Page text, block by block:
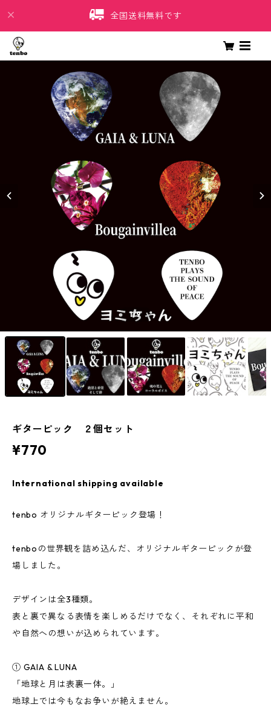
全国送料無料です
1/9
ギターピック ２個セット
¥770
International shipping available
tenbo オリジナルギターピック登場！
tenboの世界観を詰め込んだ、オリジナルギターピックが登
場しました。
デザインは全3種類。
表と裏で異なる表情を楽しめるだけでなく、それぞれに平和
や自然への想いが込められています。
① GAIA & LUNA
「地球と月は表裏一体。」
地球上では今もなお争いが絶えません。